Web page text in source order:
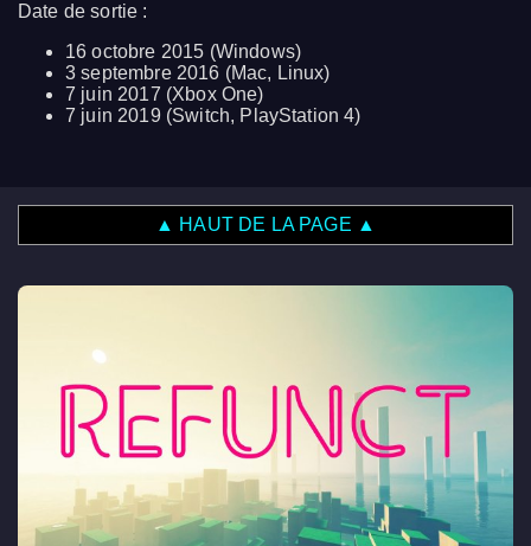
Date de sortie :
16 octobre 2015 (Windows)
3 septembre 2016 (Mac, Linux)
7 juin 2017 (Xbox One)
7 juin 2019 (Switch, PlayStation 4)
▲ HAUT DE LA PAGE ▲